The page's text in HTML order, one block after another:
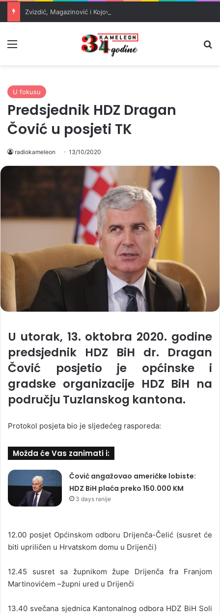
U fokusu
Predsjednik HDZ Dragan
Čović u posjeti TK
radiokameleon 13/10/2020
U utorak, 13. oktobra 2020. godine
predsjednik HDZ BiH dr. Dragan
Čović posjetio je općinske i
gradske organizacije HDZ BiH na
području Tuzlanskog kantona.
Protokol posjeta bio je sljedećeg rasporeda:
Možda će Vas zanimati i:
Čović angažovao američke lobiste:
HDZ BiH plaća preko 150.000 KM
3 days ranije
12.00 posjet Općinskom odboru Drijenča-Čelić (susret će
biti upriličen u Hrvatskom domu u Drijenči)
12.45 susret sa župnikom župe Drijenča fra Franjom
Martinovićem –župni ured u Drijenči
13.40 svečana sjednica Kantonalnog odbora HDZ BiH Soli